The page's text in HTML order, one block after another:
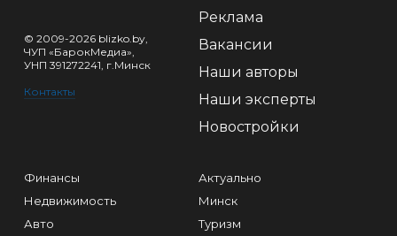
© 2009-2026 blizko.by,
ЧУП «БарокМедиа»,
УНП 391272241, г.Минск
Контакты
Реклама
Вакансии
Наши авторы
Наши эксперты
Новостройки
Финансы
Недвижимость
Авто
Актуально
Минск
Туризм